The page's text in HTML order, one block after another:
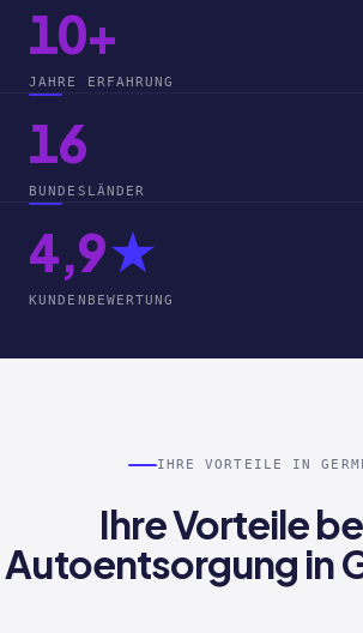
10+
JAHRE ERFAHRUNG
16
BUNDESLÄNDER
4,9★
KUNDENBEWERTUNG
IHRE VORTEILE IN
Ihre Vorteile
Autoentsorgung in